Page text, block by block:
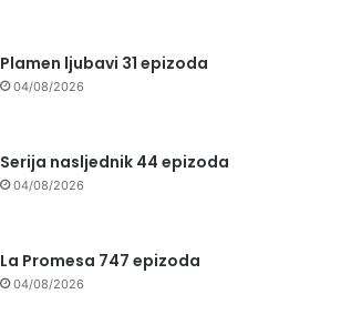
Plamen ljubavi 31 epizoda
04/08/2026
Serija nasljednik 44 epizoda
04/08/2026
La Promesa 747 epizoda
04/08/2026